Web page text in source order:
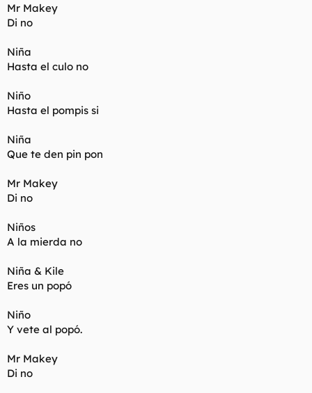
Mr Makey
Di no
Niña
Hasta el culo no
Niño
Hasta el pompis si
Niña
Que te den pin pon
Mr Makey
Di no
Niños
A la mierda no
Niña & Kile
Eres un popó
Niño
Y vete al popó.
Mr Makey
Di no